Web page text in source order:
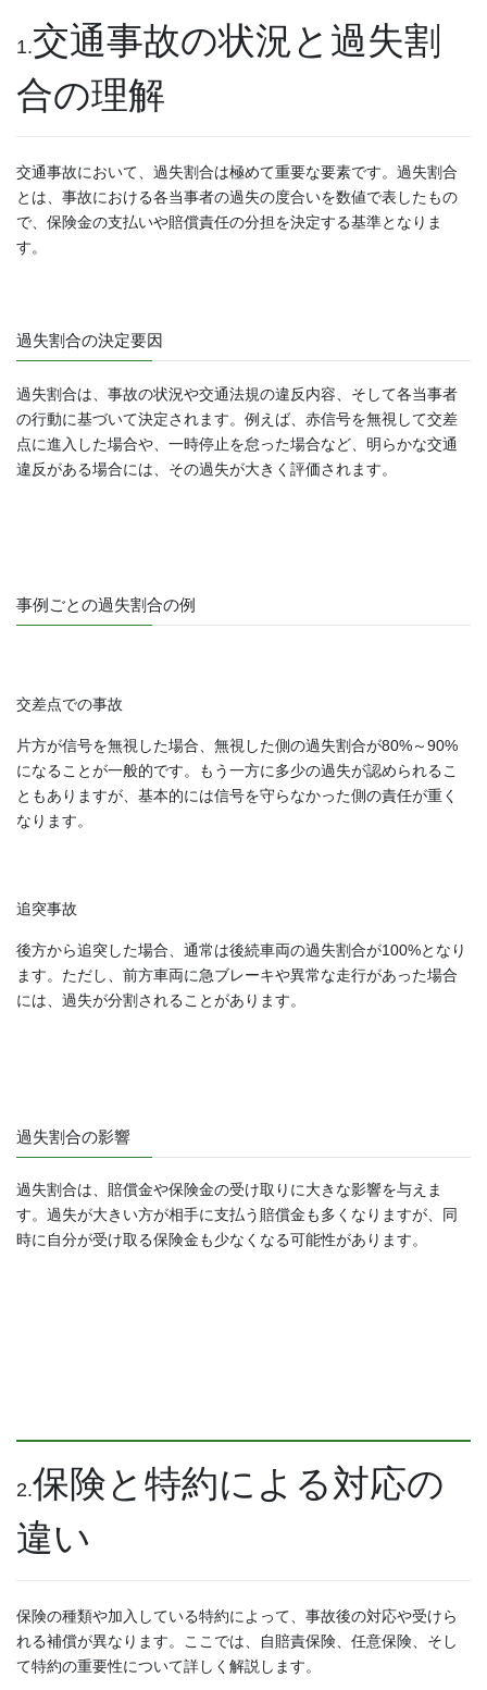
1.交通事故の状況と過失割
合の理解
交通事故において、過失割合は極めて重要な要素です。過失割合
とは、事故における各当事者の過失の度合いを数値で表したもの
で、保険金の支払いや賠償責任の分担を決定する基準となりま
す。
過失割合の決定要因
過失割合は、事故の状況や交通法規の違反内容、そして各当事者
の行動に基づいて決定されます。例えば、赤信号を無視して交差
点に進入した場合や、一時停止を怠った場合など、明らかな交通
違反がある場合には、その過失が大きく評価されます。
事例ごとの過失割合の例
交差点での事故
片方が信号を無視した場合、無視した側の過失割合が80%～90%
になることが一般的です。もう一方に多少の過失が認められるこ
ともありますが、基本的には信号を守らなかった側の責任が重く
なります。
追突事故
後方から追突した場合、通常は後続車両の過失割合が100%となり
ます。ただし、前方車両に急ブレーキや異常な走行があった場合
には、過失が分割されることがあります。
過失割合の影響
過失割合は、賠償金や保険金の受け取りに大きな影響を与えま
す。過失が大きい方が相手に支払う賠償金も多くなりますが、同
時に自分が受け取る保険金も少なくなる可能性があります。
2.保険と特約による対応の
違い
保険の種類や加入している特約によって、事故後の対応や受けら
れる補償が異なります。ここでは、自賠責保険、任意保険、そし
て特約の重要性について詳しく解説します。